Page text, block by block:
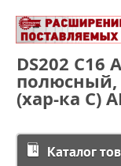
DS202
полюсный,
(хар-ка C)
Каталог